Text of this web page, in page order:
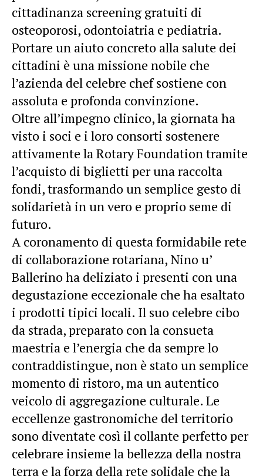
cittadinanza screening gratuiti di
osteoporosi, odontoiatria e pediatria.
Portare un aiuto concreto alla salute dei
cittadini è una missione nobile che
l’azienda del celebre chef sostiene con
assoluta e profonda convinzione.
Oltre all’impegno clinico, la giornata ha
visto i soci e i loro consorti sostenere
attivamente la Rotary Foundation tramite
l’acquisto di biglietti per una raccolta
fondi, trasformando un semplice gesto di
solidarietà in un vero e proprio seme di
futuro.
A coronamento di questa formidabile rete
di collaborazione rotariana, Nino u’
Ballerino ha deliziato i presenti con una
degustazione eccezionale che ha esaltato
i prodotti tipici locali. Il suo celebre cibo
da strada, preparato con la consueta
maestria e l’energia che da sempre lo
contraddistingue, non è stato un semplice
momento di ristoro, ma un autentico
veicolo di aggregazione culturale. Le
eccellenze gastronomiche del territorio
sono diventate così il collante perfetto per
celebrare insieme la bellezza della nostra
terra e la forza della rete solidale che la